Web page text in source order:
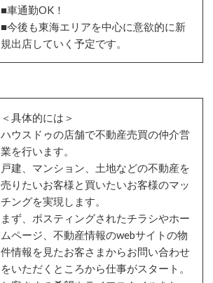
■車通勤OK！
■今後も東海エリアを中心に意欲的に新
規出店していく予定です。
＜具体的には＞
ハウスドゥの店舗で不動産売買の仲介営
業を行います。
戸建、マンション、土地などの不動産を
売りたいお客様と買いたいお客様のマッ
チングを実現します。
まず、ポスティングされたチラシやホー
ムページ、不動産情報のwebサイトの物
件情報を見たお客さまからお問い合わせ
をいただくところから仕事がスタート。